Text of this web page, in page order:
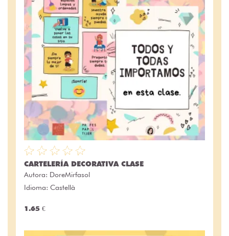
CARTELERÍA DECORATIVA CLASE
Autora: DoreMirfasol
Idioma: Castellà
1.65 €